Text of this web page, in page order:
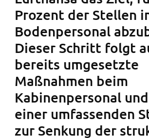
Prozent der Stellen
Bodenpersonal
Dieser Schritt folgt
bereits umgesetzte
Maßnahmen beim
Kabinenpersonal
einer umfassenden
zur Senkung der